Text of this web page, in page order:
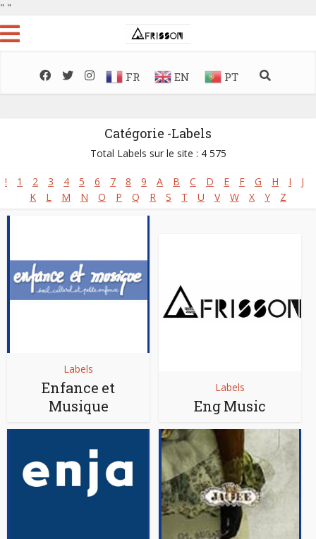
" "
FR EN PT
Catégorie -Labels
Total Labels sur le site : 4 575
! 1 2 3 4 5 6 7 8 9 A B C D E F G H I
J
K
L M N O P Q R S T U V W X Y Z
Labels
Enfance et
Musique
Labels
Eng Music